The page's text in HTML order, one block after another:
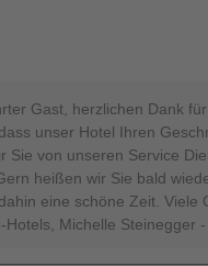
Gast, herzlichen Dank
unser Hotel Ihren
Sie von unseren Service
heißen wir Sie bald
eine schöne Zeit. Viele
Hotels, Michelle Steinegger